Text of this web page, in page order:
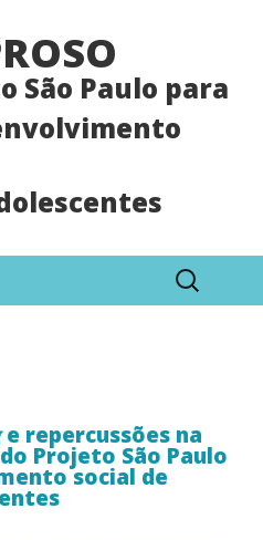
São Paulo para
e repercussões na
Projeto São Paulo
social de